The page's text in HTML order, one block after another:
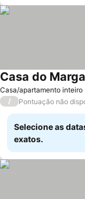
Casa/apartamento inteiro
Casa do
/ Pontuação não
Selecione as
exatos.